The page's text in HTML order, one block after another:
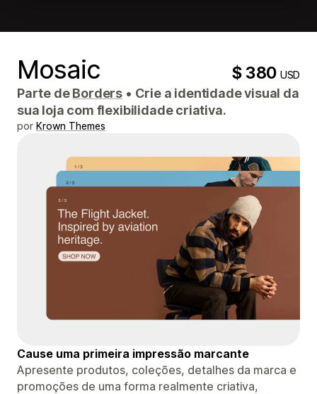
Mosaic $ 380USD
Parte deBorders • Crie a identidade visual da
sua loja com flexibilidade criativa.
por Krown Themes
Cause uma primeira impressão marcante
Apresente produtos, coleções, detalhes da marca e
promoções de uma forma realmente criativa,